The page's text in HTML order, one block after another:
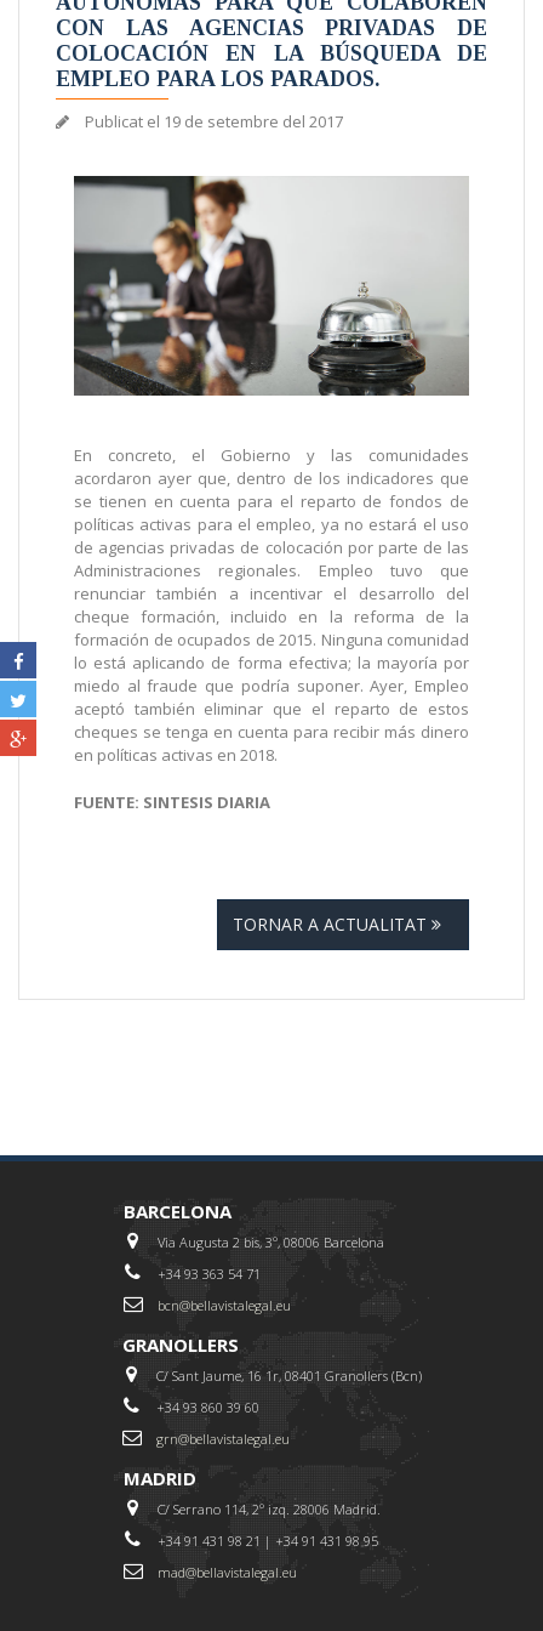
CON LAS AGENCIAS PRIVADAS DE
COLOCACIÓN EN LA BÚSQUEDA DE
EMPLEO PARA LOS PARADOS.
Publicat el 19 de setembre del 2017
En concreto, el Gobierno y las comunidades
acordaron ayer que, dentro de los indicadores que
se tienen en cuenta para el reparto de fondos de
políticas activas para el empleo, ya no estará el uso
de agencias privadas de colocación por parte de las
Administraciones regionales. Empleo tuvo que
renunciar también a incentivar el desarrollo del
cheque formación, incluido en la reforma de la
formación de ocupados de 2015. Ninguna comunidad
lo está aplicando de forma efectiva; la mayoría por
miedo al fraude que podría suponer. Ayer, Empleo
aceptó también eliminar que el reparto de estos
cheques se tenga en cuenta para recibir más dinero
en políticas activas en 2018.
FUENTE: SINTESIS DIARIA
TORNAR A ACTUALITAT
BARCELONA
Via Augusta 2 bis, 3º, 08006 Barcelona
+34 93 363 54 71
bcn@bellavistalegal.eu
GRANOLLERS
C/ Sant Jaume, 16 1r, 08401 Granollers (Bcn)
+34 93 860 39 60
grn@bellavistalegal.eu
MADRID
C/ Serrano 114, 2º izq. 28006 Madrid.
+34 91 431 98 21 | +34 91 431 98 95
mad@bellavistalegal.eu